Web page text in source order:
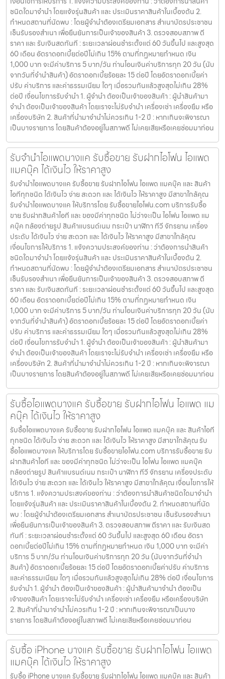
ชนิดใดมาจำนำ โดยแจ้งรุ่นสินค้า และ ประเมินราคาสินค้าในเบื้องต้น 2.
กำหนดสถานที่นัดพบ : โดยผู้จำนำต้องเตรียมเอกสาร สำเนาบัตรประชาชน
เซ็นรับรองสำเนา เพื่อยืนยันการเป็นเจ้าของสินค้า 3. ตรวจสอบสภาพ ตี
ราคา และ รับเงินสดทันที : ระยะเวลาผ่อนชำระตั้งแต่ 60 วันขึ้นไป และสูงสุด
60 เดือน อัตราดอกเบี้ยต่อปีไม่เกิน 15% ตามที่กฏหมายกำหนด เงิน
1,000 บาท จะมีค่าบริการ 5 บาท/วัน ท่านโอนเงินค่าบริการทุก 20 วัน (นับ
จากวันที่จำนำสินค้า) อัตราดอกเบี้ยร้อยละ 15 ต่อปี โดยอัตราดอกเบี้ยค่า
ปรับ ค่าบริการ และค่าธรรมเนียม ใดๆ เมื่อรวมกันแล้วสูงสุดไม่เกิน 28%
ต่อปี เงื่อนไขการรับจำนำ 1. ผู้จำนำ ต้องเป็นเจ้าของสินค้า : ผู้นำสินค้ามา
จำนำ ต้องเป็นเจ้าของสินค้า โดยเราจะไม่รับจำนำ เครื่องเช่า เครื่องยืม หรือ
เครื่องบริษัท 2. สินค้าที่นำมาจำนำไม่ควรเกิน 1-2 ปี : หากเกินจะพิจารณา
เป็นบางรายการ โดยสินค้าต้องอยู่ในสภาพดี ไม่เคยเสียหรือเคยซ่อมมาก่อน
รับจำนำไอแพดบางแค รับซื้อขาย รับฝากไอโฟน ไอแพด
แมคบุ๊ค ได้เงินไว ให้ราคาสูง
รับจำนำไอแพดบางแค รับซื้อขาย รับฝากไอโฟน ไอแพด แมคบุ๊ค และ สินค้า
ไอทีทุกชนิด ได้เงินไว ง่าย สะดวก และ ได้เงินไว ให้ราคาสูง มีสาขาใกล้คุณ
รับจำนำไอแพดบางแค ให้บริการโดย รับซื้อขายไอโฟน.com บริการรับซื้อ
ขาย รับฝากสินค้าไอที และ ของมีค่าทุกชนิด ไม่ว่าจะเป็น ไอโฟน ไอแพด แม
คบุ๊ค กล้องถ่ายรูป สินค้าแบรนด์เนม กระเป๋า นาฬิกา ทีวี จักรยาน เครื่อง
ประดับ ได้เงินไว ง่าย สะดวก และ ได้เงินไว ให้ราคาสูง มีสาขาใกล้คุณ
เงื่อนไขการให้บริการ 1. แจ้งความประสงค์ของท่าน : ว่าต้องการนำสินค้า
ชนิดใดมาจำนำ โดยแจ้งรุ่นสินค้า และ ประเมินราคาสินค้าในเบื้องต้น 2.
กำหนดสถานที่นัดพบ : โดยผู้จำนำต้องเตรียมเอกสาร สำเนาบัตรประชาชน
เซ็นรับรองสำเนา เพื่อยืนยันการเป็นเจ้าของสินค้า 3. ตรวจสอบสภาพ ตี
ราคา และ รับเงินสดทันที : ระยะเวลาผ่อนชำระตั้งแต่ 60 วันขึ้นไป และสูงสุด
60 เดือน อัตราดอกเบี้ยต่อปีไม่เกิน 15% ตามที่กฏหมายกำหนด เงิน
1,000 บาท จะมีค่าบริการ 5 บาท/วัน ท่านโอนเงินค่าบริการทุก 20 วัน (นับ
จากวันที่จำนำสินค้า) อัตราดอกเบี้ยร้อยละ 15 ต่อปี โดยอัตราดอกเบี้ยค่า
ปรับ ค่าบริการ และค่าธรรมเนียม ใดๆ เมื่อรวมกันแล้วสูงสุดไม่เกิน 28%
ต่อปี เงื่อนไขการรับจำนำ 1. ผู้จำนำ ต้องเป็นเจ้าของสินค้า : ผู้นำสินค้ามา
จำนำ ต้องเป็นเจ้าของสินค้า โดยเราจะไม่รับจำนำ เครื่องเช่า เครื่องยืม หรือ
เครื่องบริษัท 2. สินค้าที่นำมาจำนำไม่ควรเกิน 1-2 ปี : หากเกินจะพิจารณา
เป็นบางรายการ โดยสินค้าต้องอยู่ในสภาพดี ไม่เคยเสียหรือเคยซ่อมมาก่อน
รับซื้อไอแพดบางแค รับซื้อขาย รับฝากไอโฟน ไอแพด แม
คบุ๊ค ได้เงินไว ให้ราคาสูง
รับซื้อไอแพดบางแค รับซื้อขาย รับฝากไอโฟน ไอแพด แมคบุ๊ค และ สินค้าไอที
ทุกชนิด ได้เงินไว ง่าย สะดวก และ ได้เงินไว ให้ราคาสูง มีสาขาใกล้คุณ รับ
ซื้อไอแพดบางแค ให้บริการโดย รับซื้อขายไอโฟน.com บริการรับซื้อขาย รับ
ฝากสินค้าไอที และ ของมีค่าทุกชนิด ไม่ว่าจะเป็น ไอโฟน ไอแพด แมคบุ๊ค
กล้องถ่ายรูป สินค้าแบรนด์เนม กระเป๋า นาฬิกา ทีวี จักรยาน เครื่องประดับ
ได้เงินไว ง่าย สะดวก และ ได้เงินไว ให้ราคาสูง มีสาขาใกล้คุณ เงื่อนไขการให้
บริการ 1. แจ้งความประสงค์ของท่าน : ว่าต้องการนำสินค้าชนิดใดมาจำนำ
โดยแจ้งรุ่นสินค้า และ ประเมินราคาสินค้าในเบื้องต้น 2. กำหนดสถานที่นัด
พบ : โดยผู้จำนำต้องเตรียมเอกสาร สำเนาบัตรประชาชน เซ็นรับรองสำเนา
เพื่อยืนยันการเป็นเจ้าของสินค้า 3. ตรวจสอบสภาพ ตีราคา และ รับเงินสด
ทันที : ระยะเวลาผ่อนชำระตั้งแต่ 60 วันขึ้นไป และสูงสุด 60 เดือน อัตรา
ดอกเบี้ยต่อปีไม่เกิน 15% ตามที่กฏหมายกำหนด เงิน 1,000 บาท จะมีค่า
บริการ 5 บาท/วัน ท่านโอนเงินค่าบริการทุก 20 วัน (นับจากวันที่จำนำ
สินค้า) อัตราดอกเบี้ยร้อยละ 15 ต่อปี โดยอัตราดอกเบี้ยค่าปรับ ค่าบริการ
และค่าธรรมเนียม ใดๆ เมื่อรวมกันแล้วสูงสุดไม่เกิน 28% ต่อปี เงื่อนไขการ
รับจำนำ 1. ผู้จำนำ ต้องเป็นเจ้าของสินค้า : ผู้นำสินค้ามาจำนำ ต้องเป็น
เจ้าของสินค้า โดยเราจะไม่รับจำนำ เครื่องเช่า เครื่องยืม หรือเครื่องบริษัท
2. สินค้าที่นำมาจำนำไม่ควรเกิน 1-2 ปี : หากเกินจะพิจารณาเป็นบาง
รายการ โดยสินค้าต้องอยู่ในสภาพดี ไม่เคยเสียหรือเคยซ่อมมาก่อน
รับซื้อ iPhone บางแค รับซื้อขาย รับฝากไอโฟน ไอแพด
แมคบุ๊ค ได้เงินไว ให้ราคาสูง
รับซื้อ iPhone บางแค รับซื้อขาย รับฝากไอโฟน ไอแพด แมคบุ๊ค และ สินค้า